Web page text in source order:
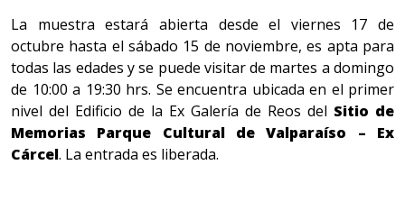
La muestra estará abierta desde el viernes 17 de
octubre hasta el sábado 15 de noviembre, es apta para
todas las edades y se puede visitar de martes a domingo
de 10:00 a 19:30 hrs. Se encuentra ubicada en el primer
nivel del Edificio de la Ex Galería de Reos del Sitio de
Memorias Parque Cultural de Valparaíso – Ex
Cárcel. La entrada es liberada.